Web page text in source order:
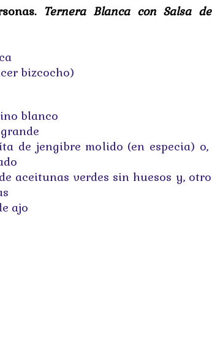
Ternera Blanca con Salsa de
bizcocho)
blanco
de jengibre molido (en especia) o,
aceitunas verdes sin huesos y, otro
ajo